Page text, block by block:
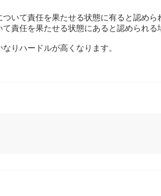
いて責任を果たせる状態に有ると認め
責任を果たせる状態にあると認められる
りハードルが高くなります。